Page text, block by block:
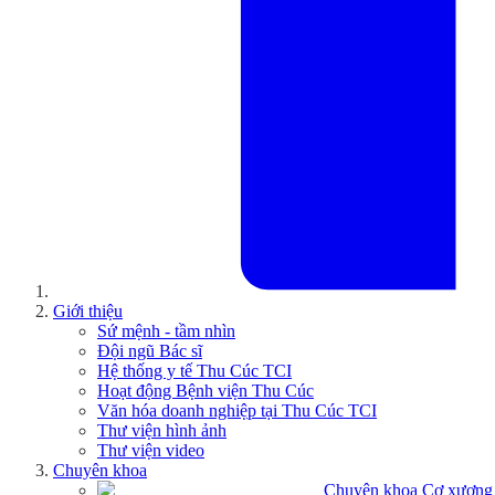
Giới thiệu
Sứ mệnh - tầm nhìn
Đội ngũ Bác sĩ
Hệ thống y tế Thu Cúc TCI
Hoạt động Bệnh viện Thu Cúc
Văn hóa doanh nghiệp tại Thu Cúc TCI
Thư viện hình ảnh
Thư viện video
Chuyên khoa
Chuyên khoa Cơ